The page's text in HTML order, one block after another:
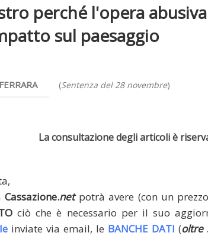
perché l'opera
sul paesaggio
(Sentenza del 28 novembre)
La consultazione degli articoli è
Cassazione.netpotrà avere (con un
ciò che è necessario per il suo
inviate via email, le BANCHE DATI (oltre